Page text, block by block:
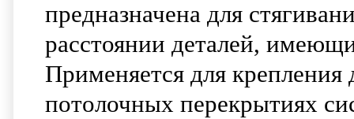
предназначена для
расстоянии деталей,
Применяется для крепления
потолочных перекрытиях